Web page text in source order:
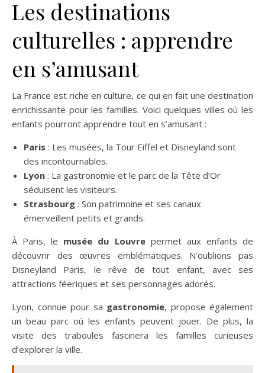
Les destinations
culturelles : apprendre
en s’amusant
La France est riche en culture, ce qui en fait une destination
enrichissante pour les familles. Voici quelques villes où les
enfants pourront apprendre tout en s’amusant :
Paris : Les musées, la Tour Eiffel et Disneyland sont
des incontournables.
Lyon : La gastronomie et le parc de la Tête d’Or
séduisent les visiteurs.
Strasbourg : Son patrimoine et ses canaux
émerveillent petits et grands.
À Paris, le musée du Louvrepermet aux enfants de
découvrir des œuvres emblématiques. N’oublions pas
Disneyland Paris, le rêve de tout enfant, avec ses
attractions féeriques et ses personnages adorés.
Lyon, connue pour sa gastronomie, propose également
un beau parc où les enfants peuvent jouer. De plus, la
visite des traboules fascinera les familles curieuses
d’explorer la ville.